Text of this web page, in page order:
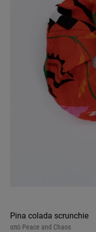
Pina colada scrunchie
από Peace and Chaos